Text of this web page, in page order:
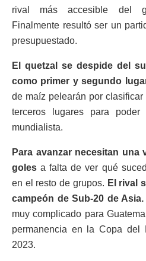
rival más accesible del
Finalmente resultó ser un
presupuestado.
El quetzal se despide del
como primer y segundo
de maíz pelearán por
terceros lugares para
mundialista.
Para avanzar necesitan
goles a falta de ver qué
en el resto de grupos. El rival
campeón de Sub-20 de Asia.
muy complicado para
permanencia en la Copa del
2023.